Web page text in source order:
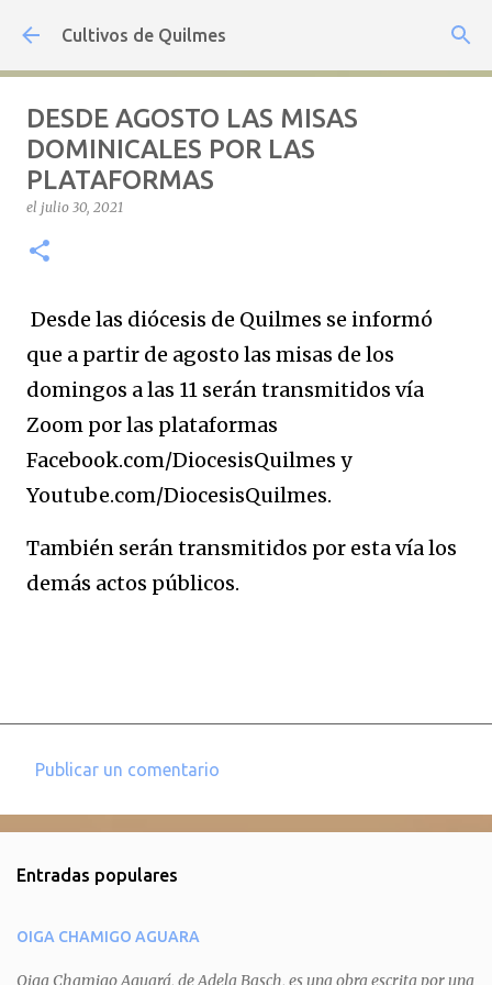
Ir al contenido principal
Cultivos de Quilmes
DESDE AGOSTO LAS MISAS
DOMINICALES POR LAS
PLATAFORMAS
el julio 30, 2021
Desde las diócesis de Quilmes se informó
que a partir de agosto las misas de los
domingos a las 11 serán transmitidos vía
Zoom por las plataformas
Facebook.com/DiocesisQuilmes y
Youtube.com/DiocesisQuilmes.
También serán transmitidos por esta vía los
demás actos públicos.
e
t
a
Publicar un comentario
Entradas populares
OIGA CHAMIGO AGUARA
Oiga Chamigo Aguará, de Adela Basch, es una obra escrita por una